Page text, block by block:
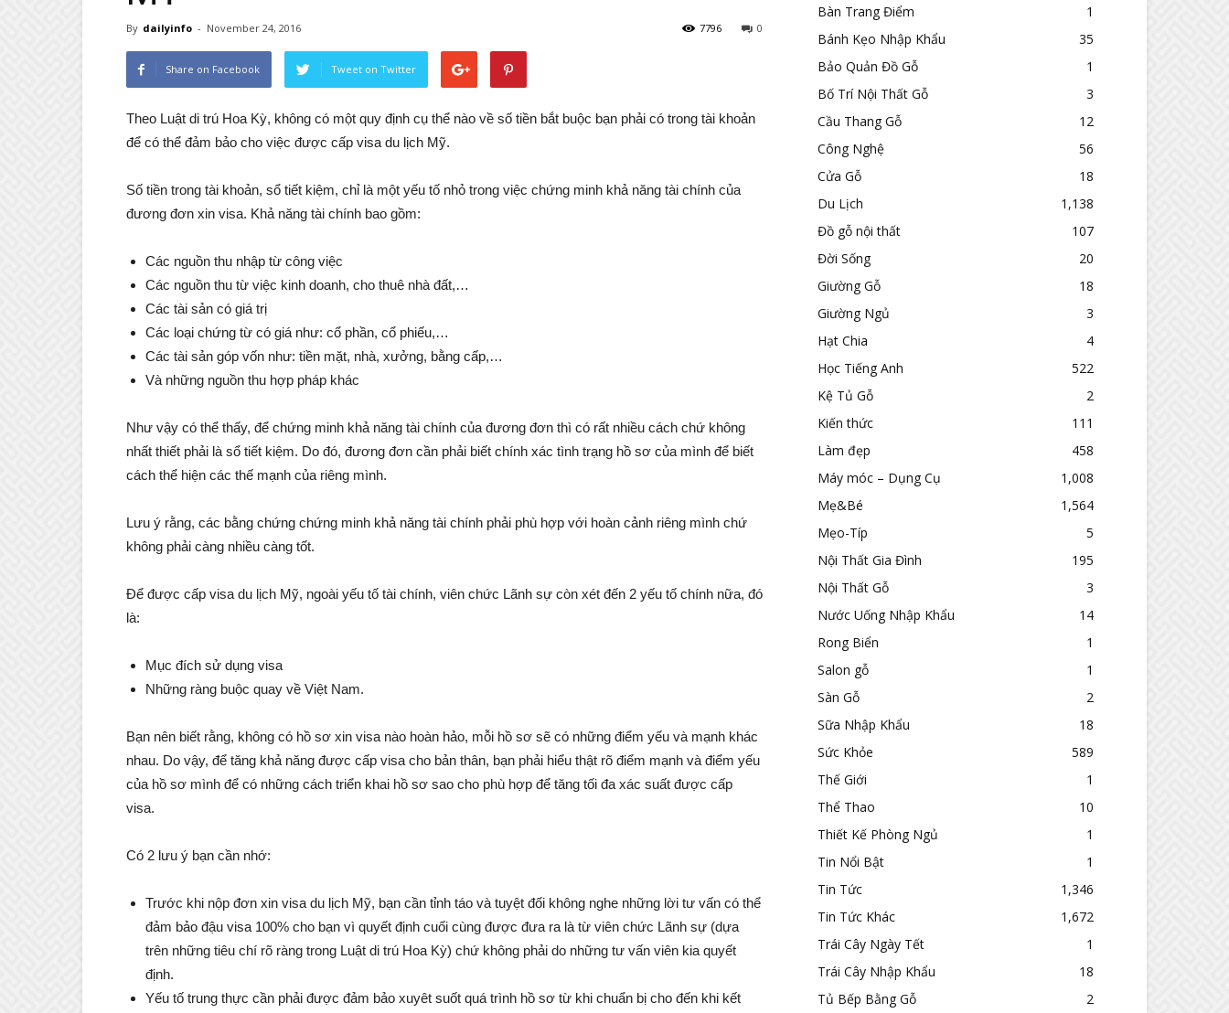
By dailyinfo - November 24, 2016 0
7796
Share on Facebook Tweet on Twitter
Theo Luật di trú Hoa Kỳ, không có một quy định cụ thể nào về số tiền bắt buộc bạn phải có trong tài khoản
để có thể đảm bảo cho việc được cấp visa du lịch Mỹ.
Số tiền trong tài khoản, sổ tiết kiệm, chỉ là một yếu tố nhỏ trong việc chứng minh khả năng tài chính của
đương đơn xin visa. Khả năng tài chính bao gồm:
Các nguồn thu nhập từ công việc
Các nguồn thu từ việc kinh doanh, cho thuê nhà đất,…
Các tài sản có giá trị
Các loại chứng từ có giá như: cổ phần, cổ phiếu,…
Các tài sản góp vốn như: tiền mặt, nhà, xưởng, bằng cấp,…
Và những nguồn thu hợp pháp khác
Như vậy có thể thấy, để chứng minh khả năng tài chính của đương đơn thì có rất nhiều cách chứ không
nhất thiết phải là sổ tiết kiệm. Do đó, đương đơn cần phải biết chính xác tình trạng hồ sơ của mình để biết
cách thể hiện các thế mạnh của riêng mình.
Lưu ý rằng, các bằng chứng chứng minh khả năng tài chính phải phù hợp với hoàn cảnh riêng mình chứ
không phải càng nhiều càng tốt.
Để được cấp visa du lịch Mỹ, ngoài yếu tố tài chính, viên chức Lãnh sự còn xét đến 2 yếu tố chính nữa, đó
là:
Mục đích sử dụng visa
Những ràng buộc quay về Việt Nam.
Bạn nên biết rằng, không có hồ sơ xin visa nào hoàn hảo, mỗi hồ sơ sẽ có những điểm yếu và mạnh khác
nhau. Do vậy, để tăng khả năng được cấp visa cho bản thân, bạn phải hiểu thật rõ điểm mạnh và điểm yếu
của hồ sơ mình để có những cách triển khai hồ sơ sao cho phù hợp để tăng tối đa xác suất được cấp
visa.
Có 2 lưu ý bạn cần nhớ:
Trước khi nộp đơn xin visa du lịch Mỹ, bạn cần tỉnh táo và tuyệt đối không nghe những lời tư vấn có thể
đảm bảo đậu visa 100% cho bạn vì quyết định cuối cùng được đưa ra là từ viên chức Lãnh sự (dựa
trên những tiêu chí rõ ràng trong Luật di trú Hoa Kỳ) chứ không phải do những tư vấn viên kia quyết
định.
Yếu tố trung thực cần phải được đảm bảo xuyêt suốt quá trình hồ sơ từ khi chuẩn bị cho đến khi kết
Bàn Trang Điểm
1
Bánh Kẹo Nhập Khẩu
35
Bảo Quản Đồ Gỗ
1
Bố Trí Nội Thất Gỗ
3
Cầu Thang Gỗ
12
Công Nghệ
56
Cửa Gỗ
18
Du Lịch
1,138
Đồ gỗ nội thất
107
Đời Sống
20
Giường Gỗ
18
Giường Ngủ
3
Hạt Chia
4
Học Tiếng Anh
522
Kệ Tủ Gỗ
2
Kiến thức
111
Làm đẹp
458
Máy móc – Dụng Cụ
1,008
Mẹ&Bé
1,564
Mẹo-Típ
5
Nội Thất Gia Đình
195
Nội Thất Gỗ
3
Nước Uống Nhập Khẩu
14
Rong Biển
1
Salon gỗ
1
Sàn Gỗ
2
Sữa Nhập Khẩu
18
Sức Khỏe
589
Thế Giới
1
Thể Thao
10
Thiết Kế Phòng Ngủ
1
Tin Nổi Bật
1
Tin Tức
1,346
Tin Tức Khác
1,672
Trái Cây Ngày Tết
1
Trái Cây Nhập Khẩu
18
Tủ Bếp Bằng Gỗ
2